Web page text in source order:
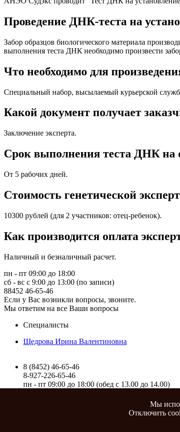
Проведение ДНК-теста на
Забор образцов биологического материала
выполнения теста ДНК необходимо произвести
Что необходимо для
Специальный набор, высылаемый курьерской
Какой документ получает
Заключение эксперта.
Срок выполнения теста ДНК на
От 5 рабочих дней.
Стоимость генетической
10300 рублей (для 2 участников: отец-ребенок).
Как производится оплата
Наличный и безналичный расчет.
пн - пт 09:00 до 18:00
сб - вс с 9:00 до 13:00 (по записи)
88452 46-65-46
Если у Вас возникли вопросы, звоните.
Мы ответим на все Ваши вопросы
Специалисты
Щедрова Ирина Валентиновна
8 (8452) 46-65-46
8-927-226-65-46
пн - пт 09:00 до 18:00 (обед c 13.00 до 14.00)
г. Саратов, проспект имени Петра
© Автономная Некоммерческая Экспертная
Мы
Отключить